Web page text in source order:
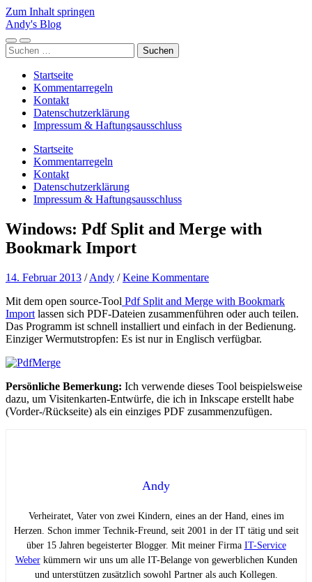
Zum Inhalt springen
Andy's Blog
Mobile-
Menü
Suchfeld
ein-/ausblenden
Suchen
nach:
Startseite
Kommentarregeln
Kontakt
Datenschutzerklärung
Impressum & Haftungsausschluss
Startseite
Kommentarregeln
Kontakt
Datenschutzerklärung
Impressum & Haftungsausschluss
Windows: Pdf Split and Merge with
Bookmark Import
14. Februar 2013 /Andy /Keine Kommentare
Mit dem open source-Tool Pdf Split and Merge with Bookmark
Import lassen sich PDF-Dateien zusammenführen oder auch teilen.
Das Programm ist schnell installiert und einfach in der Bedienung.
Einziger Wermutstropfen: Es ist nur in Englisch verfügbar.
Persönliche Bemerkung: Ich verwende dieses Tool beispielsweise
dazu, um Visitenkarten-Entwürfe, die ich in Inkscape erstellt habe
(Vorder-/Rückseite) als ein einziges PDF zusammenzufügen.
Andy
Verheiratet, Vater von zwei Kindern, eines an der Hand, eines im
Herzen. Schon immer Technik-Freund, seit 2001 in der IT tätig und seit
über 15 Jahren begeisterter Blogger. Mit meiner Firma IT-Service
Weberkümmern wir uns um alle IT-Belange von gewerblichen Kunden
und unterstützen zusätzlich sowohl Partner als auch Kollegen.